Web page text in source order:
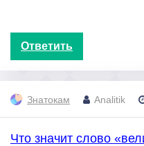
Ответить
Знатокам Analitik
Что значит слово